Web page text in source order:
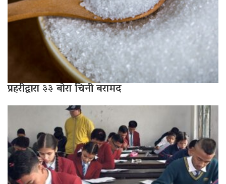
प्रहरीद्वारा ३३ बोरा चिनी बरामद